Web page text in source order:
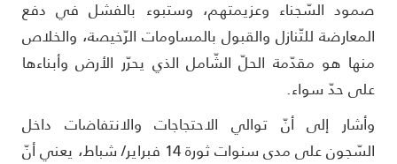
السّجناء وعزيمتهم، وستبوء بالفشل في دفع
للتّنازل والقبول بالمساومات الرّخيصة، والخلاص
هو مقدّمة الحلّ الشّامل الذي يحرّر الأرض وأبناءها
حدّ سواء.
إلى أنّ توالي الاحتجاجات والانتفاضات داخل
السّجون على مدى سنوات ثورة 14 فبراير/ شباط، يعني أنّ